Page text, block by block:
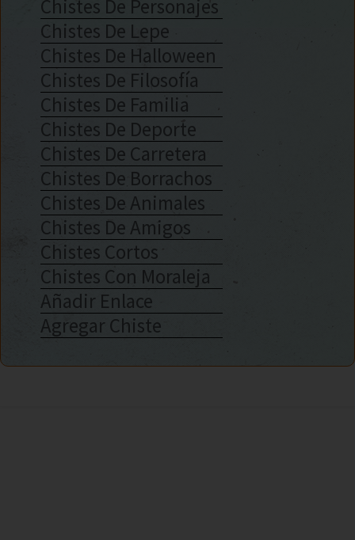
Chistes De Personajes
Chistes De Lepe
Chistes De Halloween
Chistes De Filosofía
Chistes De Familia
Chistes De Deporte
Chistes De Carretera
Chistes De Borrachos
Chistes De Animales
Chistes De Amigos
Chistes Cortos
Chistes Con Moraleja
Añadir Enlace
Agregar Chiste